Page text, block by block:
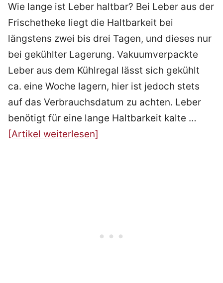
Wie lange ist Leber haltbar? Bei Leber aus der
Frischetheke liegt die Haltbarkeit bei
längstens zwei bis drei Tagen, und dieses nur
bei gekühlter Lagerung. Vakuumverpackte
Leber aus dem Kühlregal lässt sich gekühlt
ca. eine Woche lagern, hier ist jedoch stets
auf das Verbrauchsdatum zu achten. Leber
benötigt für eine lange Haltbarkeit kalte …
[Artikel weiterlesen]